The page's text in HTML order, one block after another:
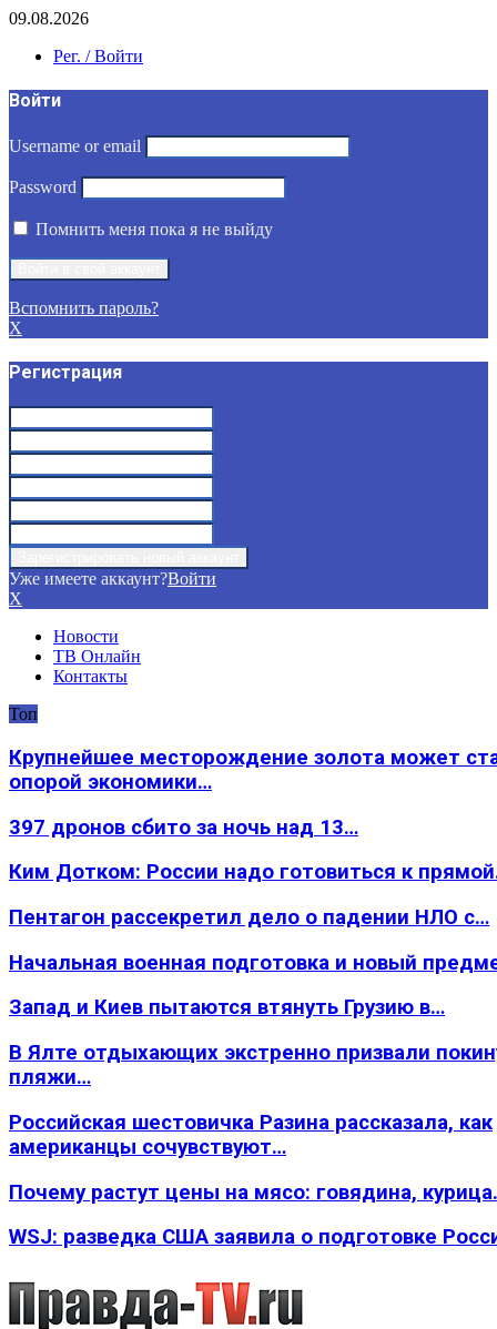
09.08.2026
Рег. / Войти
Войти
Username or email
Password
Помнить меня пока я не выйду
Вспомнить пароль?
X
Регистрация
Уже имеете аккаунт?Войти
X
Новости
ТВ Онлайн
Контакты
Топ
Крупнейшее месторождение золота может
опорой экономики…
397 дронов сбито за ночь над 13…
Ким Дотком: России надо готовиться к
Пентагон рассекретил дело о падении НЛО с…
Начальная военная подготовка и новый
Запад и Киев пытаются втянуть Грузию в…
В Ялте отдыхающих экстренно призвали
пляжи…
Российская шестовичка Разина рассказала, как
американцы сочувствуют…
Почему растут цены на мясо: говядина,
WSJ: разведка США заявила о подготовке